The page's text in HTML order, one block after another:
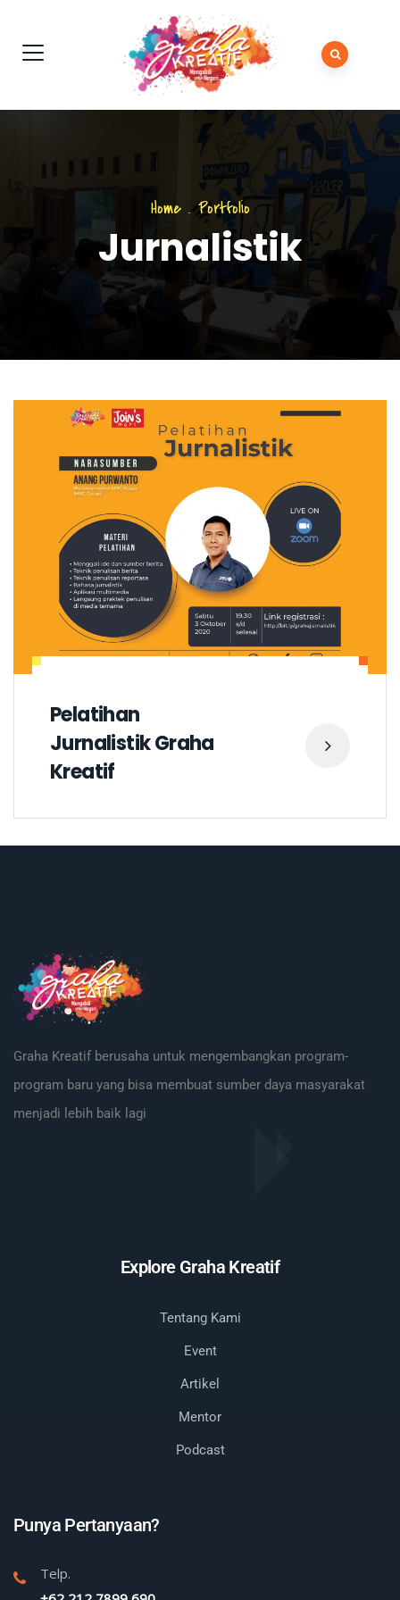
Home.Portfolio
Jurnalistik
Pelatihan
Jurnalistik Graha
Kreatif
Graha Kreatif berusaha untuk mengembangkan program-
program baru yang bisa membuat sumber daya masyarakat
menjadi lebih baik lagi
Explore Graha Kreatif
Tentang Kami
Event
Artikel
Mentor
Podcast
Punya Pertanyaan?
Telp.